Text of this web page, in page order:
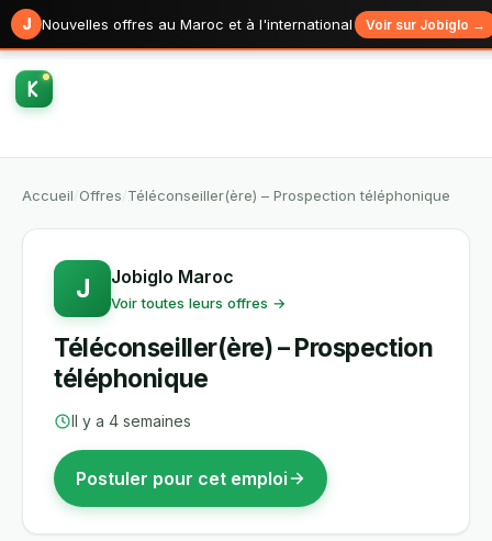
J Nouvelles offres au Maroc et à l'international Voir sur Jobiglo →
Accueil Offres Téléconseiller(ère) – Prospection téléphonique
J Jobiglo Maroc
Voir toutes leurs offres →
Téléconseiller(ère) – Prospection
téléphonique
Il y a 4 semaines
Postuler pour cet emploi